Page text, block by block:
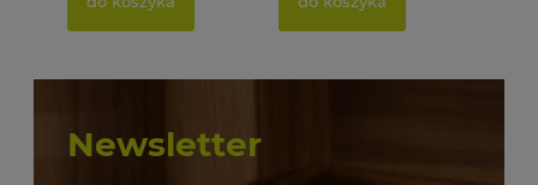
Newsletter